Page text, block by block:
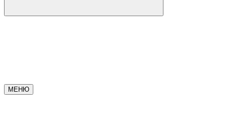
МЕНЮ